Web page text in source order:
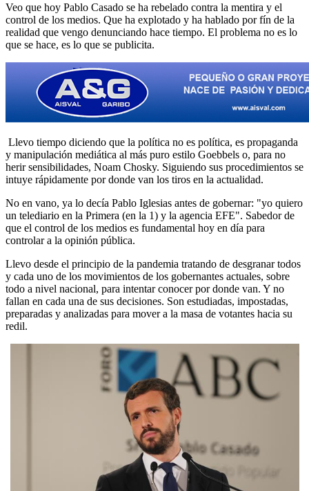
Veo que hoy Pablo Casado se ha rebelado contra la mentira y el
control de los medios. Que ha explotado y ha hablado por fín de la
realidad que vengo denunciando hace tiempo. El problema no es lo
que se hace, es lo que se publicita.
Llevo tiempo diciendo que la política no es política, es propaganda
y manipulación mediática al más puro estilo Goebbels o, para no
herir sensibilidades, Noam Chosky. Siguiendo sus procedimientos se
intuye rápidamente por donde van los tiros en la actualidad.
No en vano, ya lo decía Pablo Iglesias antes de gobernar: "yo quiero
un telediario en la Primera (en la 1) y la agencia EFE". Sabedor de
que el control de los medios es fundamental hoy en día para
controlar a la opinión pública.
Llevo desde el principio de la pandemia tratando de desgranar todos
y cada uno de los movimientos de los gobernantes actuales, sobre
todo a nivel nacional, para intentar conocer por donde van. Y no
fallan en cada una de sus decisiones. Son estudiadas, impostadas,
preparadas y analizadas para mover a la masa de votantes hacia su
redil.